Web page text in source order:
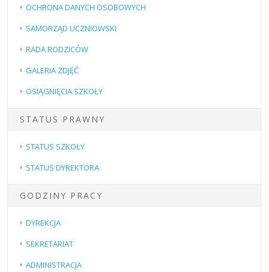
OCHRONA DANYCH OSOBOWYCH
SAMORZĄD UCZNIOWSKI
RADA RODZICÓW
GALERIA ZDJĘĆ
OSIĄGNIĘCIA SZKOŁY
STATUS PRAWNY
STATUS SZKOŁY
STATUS DYREKTORA
GODZINY PRACY
DYREKCJA
SEKRETARIAT
ADMINISTRACJA